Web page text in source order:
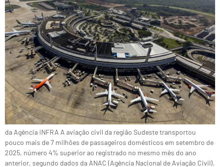
da Agência iNFRA A aviação civil da região Sudeste transportou
pouco mais de 7 milhões de passageiros domésticos em setembro de
2025, número 4% superior ao registrado no mesmo mês do ano
anterior, segundo dados da ANAC (Agência Nacional de Aviação Civil).